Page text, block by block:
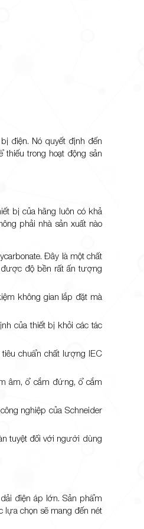
điện. Nó quyết định đến
thiếu trong hoạt động sản
bị của hãng luôn có khả
phải nhà sản xuất nào
Đây là một chất
được độ bền rất ấn tượng
không gian lắp đặt mà
của thiết bị khỏi các tác
chuẩn chất lượng IEC
âm, ổ cắm đứng, ổ cắm
nghiệp của Schneider
tuyệt đối với người dùng
điện áp lớn. Sản phẩm
chọn sẽ mang đến nét